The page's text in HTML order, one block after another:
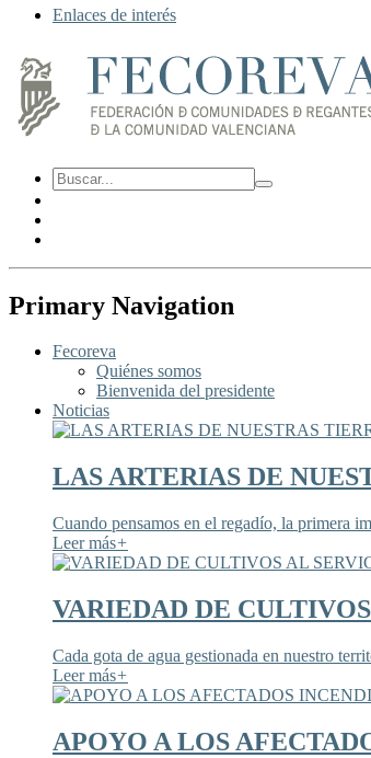
Enlaces de interés
Primary Navigation
Fecoreva
Quiénes somos
Bienvenida del presidente
Noticias
LAS ARTERIAS DE
Cuando pensamos en el regadío, la primera
Leer más+
VARIEDAD DE
Cada gota de agua gestionada en nuestro
Leer más+
APOYO A LOS